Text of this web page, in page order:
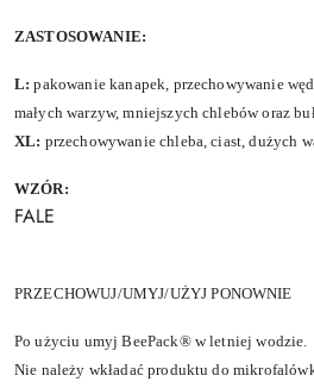
ZASTOSOWANIE:
L: pakowanie kanapek, przechowywanie
małych warzyw, mniejszych chlebów oraz
XL: przechowywanie chleba, ciast, dużych
WZÓR:
FALE
PRZECHOWUJ/UMYJ/UŻYJ PONOWNIE
Po użyciu umyj BeePack® w letniej wodzie.
Nie należy wkładać produktu do